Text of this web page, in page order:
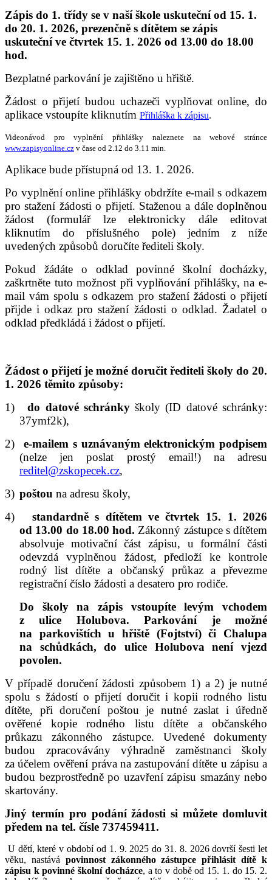
Zápis do 1. třídy se v naší škole uskuteční od 15. 1.
do 20. 1. 2026, prezenčně s dítětem se zápis
uskuteční ve čtvrtek 15. 1. 2026 od 13.00 do 18.00
hod.
Bezplatné parkování je zajištěno u hřiště.
Žádost o přijetí budou uchazeči vyplňovat online, do
aplikace vstoupíte kliknutím Přihláška k zápisu.
Videonávod pro vyplnění přihlášky naleznete na webové stránce
www.zapisyonline.cz v čase od 2.12 do 3.11 min.
Aplikace bude přístupná od 13. 1. 2026.
Po vyplnění online přihlášky obdržíte e-mail s odkazem
pro stažení žádosti o přijetí. Staženou a dále doplněnou
žádost (formulář lze elektronicky dále editovat
kliknutím do příslušného pole) jedním z níže
uvedených způsobů doručíte řediteli školy.
Pokud žádáte o odklad povinné školní docházky,
zaškrtněte tuto možnost při vyplňování přihlášky, na e-
mail vám spolu s odkazem pro stažení žádosti o přijetí
přijde i odkaz pro stažení žádosti o odklad. Žadatel o
odklad předkládá i žádost o přijetí.
Žádost o přijetí je možné doručit řediteli školy do 20.
1. 2026 těmito způsoby:
1)
do datové schránkyškoly (ID datové schránky:
37ymf2k),
2)
e-mailem s uznávaným elektronickým podpisem
(nelze jen poslat prostý email!) na adresu
reditel@zskopecek.cz,
3) poštou na adresu školy,
4)
standardně s dítětem ve čtvrtek 15. 1. 2026
od 13.00 do 18.00 hod. Zákonný zástupce s dítětem
absolvuje motivační část zápisu, u formální části
odevzdá vyplněnou žádost, předloží ke kontrole
rodný list dítěte a občanský průkaz a převezme
registrační číslo žádosti a desatero pro rodiče.
Do školy na zápis vstoupíte levým vchodem
z ulice Holubova. Parkování je možné
na parkovištích u hřiště (Fojtství) či Chalupa
na schůdkách, do ulice Holubova není vjezd
povolen.
V případě doručení žádosti způsobem 1) a 2) je nutné
spolu s žádostí o přijetí doručit i kopii rodného listu
dítěte, při doručení poštou je nutné zaslat i úředně
ověřené kopie rodného listu dítěte a občanského
průkazu zákonného zástupce. Uvedené dokumenty
budou zpracovávány výhradně zaměstnanci školy
za účelem ověření práva na zastupování dítěte u zápisu a
budou bezprostředně po uzavření zápisu smazány nebo
skartovány.
Jiný termín pro podání žádosti si můžete domluvit
předem na tel. čísle 737459411.
U dětí, které v období od 1. 9. 2025 do 31. 8. 2026 dovrší šesti let
věku, nastává povinnost zákonného zástupce přihlásit dítě k
zápisu k povinné školní docházce, a to v době od 15. 1. do 15. 2.